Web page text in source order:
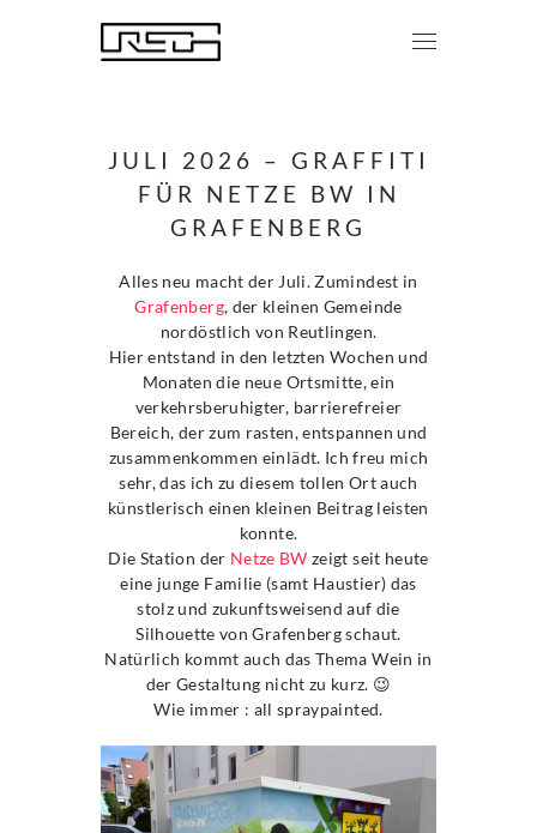
JULI 2026 – GRAFFITI
FÜR NETZE BW IN
GRAFENBERG
Alles neu macht der Juli. Zumindest in
Grafenberg, der kleinen Gemeinde
nordöstlich von Reutlingen.
Hier entstand in den letzten Wochen und
Monaten die neue Ortsmitte, ein
verkehrsberuhigter, barrierefreier
Bereich, der zum rasten, entspannen und
zusammenkommen einlädt. Ich freu mich
sehr, das ich zu diesem tollen Ort auch
künstlerisch einen kleinen Beitrag leisten
konnte.
Die Station der Netze BW zeigt seit heute
eine junge Familie (samt Haustier) das
stolz und zukunftsweisend auf die
Silhouette von Grafenberg schaut.
Natürlich kommt auch das Thema Wein in
der Gestaltung nicht zu kurz. 😉
Wie immer : all spraypainted.